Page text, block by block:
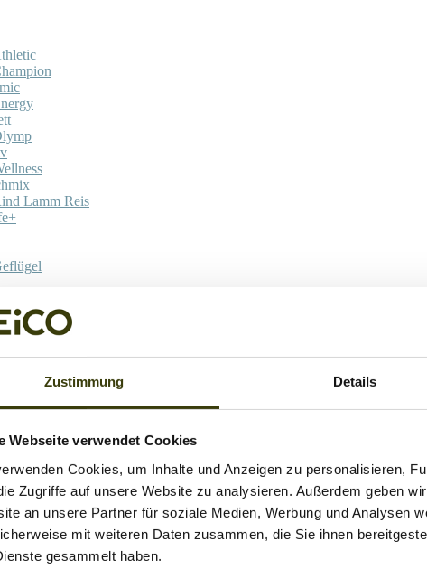
Zustimmung Details
Webseite verwendet Cookies
Cookies, um Inhalte und Anzeigen zu personalisieren,
Zugriffe auf unsere Website zu analysieren. Außerdem geben
an unsere Partner für soziale Medien, Werbung und Analysen
mit weiteren Daten zusammen, die Sie ihnen
gesammelt haben.
Lamm Reis
Herz